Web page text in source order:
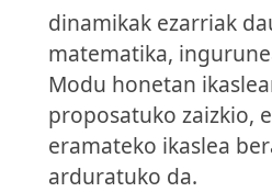
dinamikak ezarriak
matematika,
Modu honetan
proposatuko zaizkio,
eramateko ikaslea
arduratuko da.